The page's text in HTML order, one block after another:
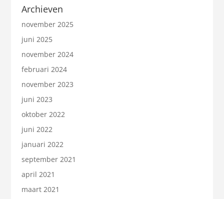
Archieven
november 2025
juni 2025
november 2024
februari 2024
november 2023
juni 2023
oktober 2022
juni 2022
januari 2022
september 2021
april 2021
maart 2021